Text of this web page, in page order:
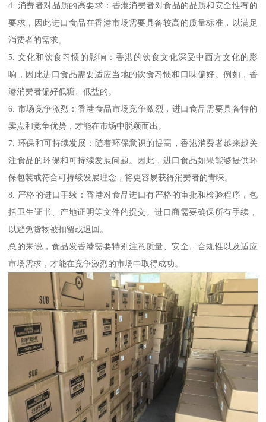
4. 消费者对品质的高要求：香港消费者对食品的品质和安全性有的
要求，因此进口食品在香港市场需要具备较高的质量标准，以满足
消费者的需求。
5. 文化和饮食习惯的影响：香港的饮食文化深受中西方文化的影
响，因此进口食品需要适应当地的饮食习惯和口味偏好。例如，香
港消费者偏好低糖、低盐的。
6. 市场竞争激烈：香港食品市场竞争激烈，进口食品需要具备特的
卖点和竞争优势，才能在市场中脱颖而出。
7. 环保和可持续发展：随着环保意识的提高，香港消费者越来越关
注食品的环保和可持续发展问题。因此，进口食品如果能够提供环
保包装或符合可持续发展理念，将更容易获得消费者的青睐。
8. 严格的进口手续：香港对食品进口有严格的审批和检验程序，包
括卫生证书、产地证明等文件的提交。进口商需要确保所有手续，
以避免货物被扣留或退回。
总的来说，食品发香港需要特别注意质量、安全、合规性以及适应
市场需求，才能在竞争激烈的市场中取得成功。